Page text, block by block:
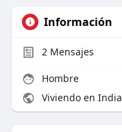
Información
2Mensajes
Hombre
Viviendo en India